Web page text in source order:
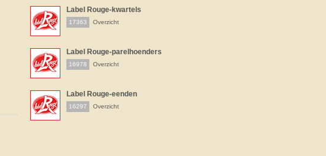
Label Rouge-kwartels
17363 Overzicht
Label Rouge-parelhoenders
16978 Overzicht
Label Rouge-eenden
16297 Overzicht